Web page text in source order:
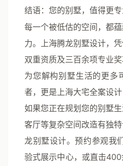
结语：您的别墅，值得更
每一个被低估的空间，都
力。上海腾龙别墅设计，
双重资质及三百余项专业
为您解构别墅生活的更多
者，更是上海大宅全案设
如果您正在规划您的别墅
客厅等复杂空间改造有独
龙别墅设计。预约参观我
验式展示中心，或直击